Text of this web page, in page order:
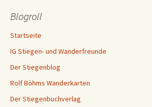
Blogroll
Startseite
IG Stiegen- und Wanderfreunde
Der Stiegenblog
Rolf Böhms Wanderkarten
Der Stiegenbuchverlag